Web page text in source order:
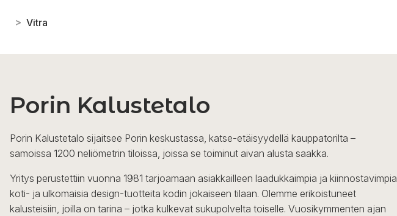
> Vitra
Porin Kalustetalo
Porin Kalustetalo sijaitsee Porin keskustassa, katse-etäisyydellä kauppatorilta –
samoissa 1200 neliömetrin tiloissa, joissa se toiminut aivan alusta saakka.
Yritys perustettiin vuonna 1981 tarjoamaan asiakkailleen laadukkaimpia ja kiinnostavimpia
koti- ja ulkomaisia design-tuotteita kodin jokaiseen tilaan. Olemme erikoistuneet
kalusteisiin, joilla on tarina – jotka kulkevat sukupolvelta toiselle. Vuosikymmenten ajan